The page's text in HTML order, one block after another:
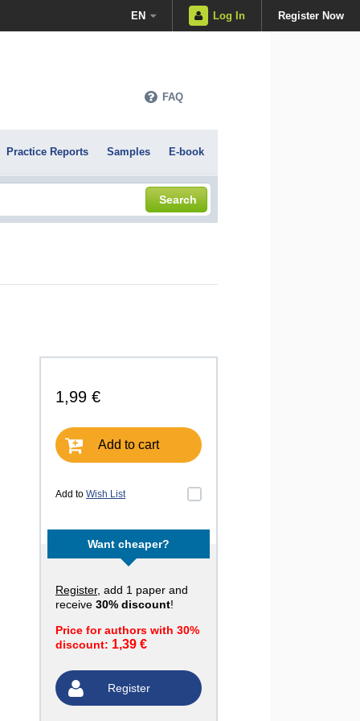
EN Log In Register Now
FAQ
Practice Reports Samples E-book
Search
1,99 €
Add to cart
Add to Wish List
Want cheaper?
Register, add 1 paper and
receive 30% discount!
Price for authors with 30%
discount: 1,39 €
Register